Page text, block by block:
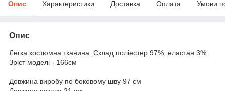
Опис Характеристики Доставка Оплата Умови
Опис
Легка костюмна тканина. Склад поліестер 97%, еластан 3%
Зріст моделі - 166см
Довжина виробу по боковому шву 97 см